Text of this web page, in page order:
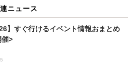
ニュース
】すぐ行けるイベント情報おまとめ
>